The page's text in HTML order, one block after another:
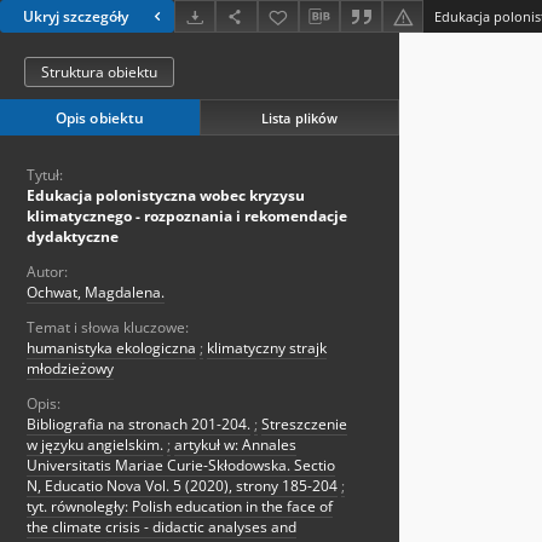
Ukryj szczegóły
Struktura obiektu
Opis obiektu Lista plików
Tytuł:
Edukacja polonistyczna wobec kryzysu
klimatycznego - rozpoznania i rekomendacje
dydaktyczne
Autor:
Ochwat, Magdalena.
Temat i słowa kluczowe:
humanistyka ekologiczna ; klimatyczny strajk
młodzieżowy
Opis:
Bibliografia na stronach 201-204. ; Streszczenie
w języku angielskim. ; artykuł w: Annales
Universitatis Mariae Curie-Skłodowska. Sectio
N, Educatio Nova Vol. 5 (2020), strony 185-204 ;
tyt. równoległy: Polish education in the face of
the climate crisis - didactic analyses and